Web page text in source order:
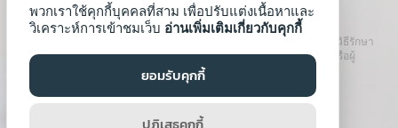
About Us | นโยบายความเป็นส่วนตัว|เงื่อนไขการใช้เว็บ
เนื้อหาที่ใช้ในเว็บนี้ ไม่สามารถใช้แทนคำปรึกษา คำแนะนำ วินิจฉัย หรือวิธีรักษา
โรคที่แนะนำจากผู้เชี่ยวชาญหรือแพทย์ได้ เราสนับสนุนให้ปรึกษาแพทย์หรือผู้
เชี่ยวชาญก่อนเริ่มโปรแกรมใหม่ทุกครั้ง
Developed by :
พวกเราใช้คุกกี้บุคคลที่สาม เพื่อปรับแต่งเนื้อหาและ
วิเคราะห์การเข้าชมเว็บ อ่านเพิ่มเติมเกี่ยวกับคุกกี้
ยอมรับคุกกี้